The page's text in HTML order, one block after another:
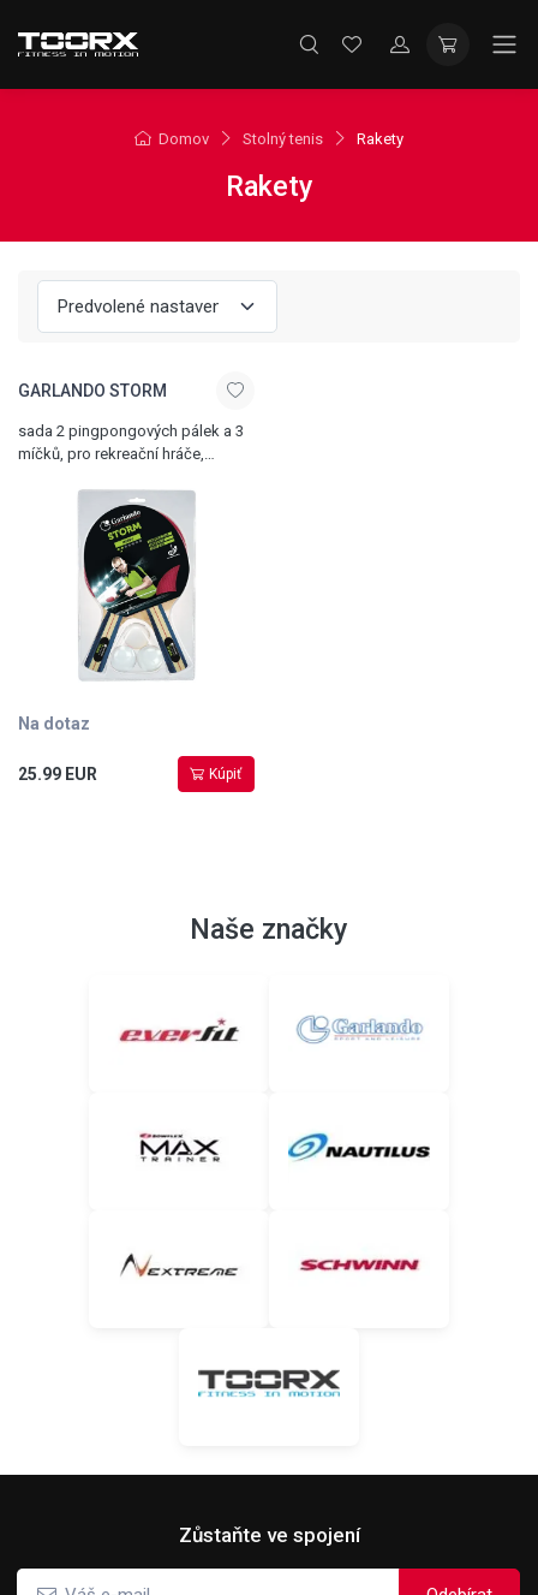
Domov Stolný tenis Rakety
Rakety
GARLANDO STORM
sada 2 pingpongových pálek a 3
míčků, pro rekreační hráče,
Na dotaz
25.99 EUR Kúpiť
Naše značky
Zůstaňte ve spojení